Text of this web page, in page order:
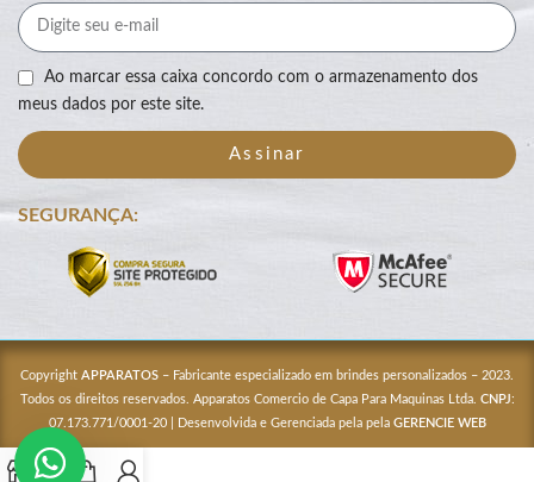
Ao marcar essa caixa concordo com o armazenamento dos
meus dados por este site.
Assinar
SEGURANÇA:
Copyright APPARATOS – Fabricante especializado em brindes personalizados – 2023.
Todos os direitos reservados. Apparatos Comercio de Capa Para Maquinas Ltda. CNPJ:
07.173.771/0001-20 | Desenvolvida e Gerenciada pela pela GERENCIE WEB